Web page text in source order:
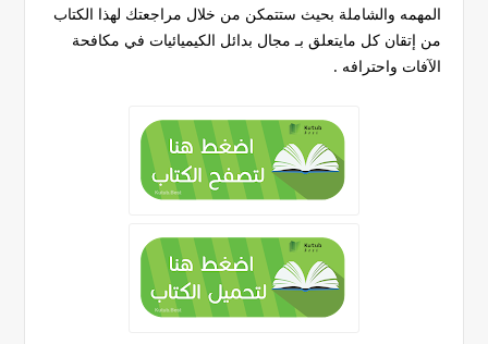
المهمه والشاملة بحيث ستتمكن من خلال مراجعتك لهذا الكتاب
من إتقان كل مايتعلق بـ مجال بدائل الكيميائيات في مكافحة
الآفات واحترافه .